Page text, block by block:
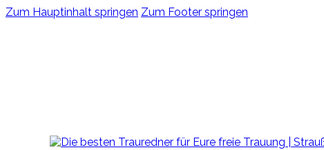
Zum Hauptinhalt springen Zum Footer springen